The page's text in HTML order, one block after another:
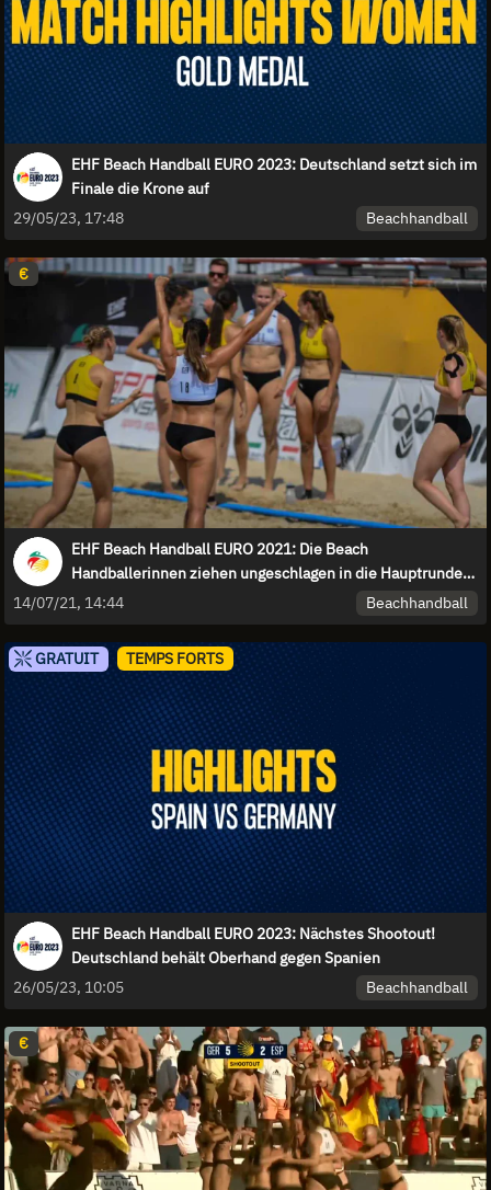
EHF Beach Handball EURO 2023: Deutschland setzt sich im
Finale die Krone auf
29/05/23, 17:48
Beachhandball
€
EHF Beach Handball EURO 2021: Die Beach
Handballerinnen ziehen ungeschlagen in die Hauptrunde
ein!
14/07/21, 14:44 Beachhandball
GRATUIT TEMPS FORTS
EHF Beach Handball EURO 2023: Nächstes Shootout!
Deutschland behält Oberhand gegen Spanien
26/05/23, 10:05
Beachhandball
€